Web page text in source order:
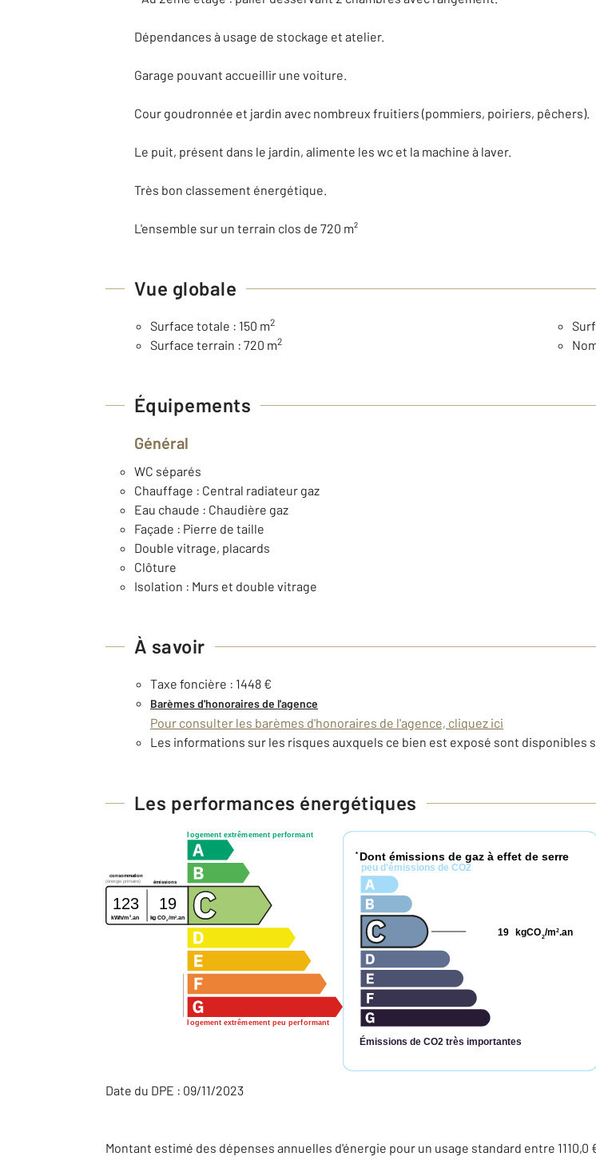
Dépendances à usage de stockage et atelier.
Garage pouvant accueillir une voiture.
Cour goudronnée et jardin avec nombreux fruitiers (pommiers, poiriers, pêchers).
Le puit, présent dans le jardin, alimente les wc et la machine à laver.
Très bon classement énergétique.
L'ensemble sur un terrain clos de 720 m²
Vue globale
Surface totale : 150 m2
Surface terrain : 720 m2
Équipements
Général
WC séparés
Chauffage : Central radiateur gaz
Eau chaude : Chaudière gaz
Façade : Pierre de taille
Double vitrage, placards
Clôture
Isolation : Murs et double vitrage
À savoir
Taxe foncière : 1448 €
Barèmes d'honoraires de l'agence
Pour consulter les barèmes d'honoraires de l'agence, cliquez ici
Les informations sur les risques auxquels ce bien est exposé sont disponibles
Les performances énergétiques
logement extrêmement performant
logement extrêmement peu performant
consommation
émissions
(énergie primaire)
123 19
kWh/m 2 .an kg CO2/m2 .an
* Dont émissions de gaz à effet de serre
peu d'émissions de CO2
Émissions de CO2 très importantes
kgCO2/m2.an
19
Date du DPE : 09/11/2023
Montant estimé des dépenses annuelles d'énergie pour un usage standard entre